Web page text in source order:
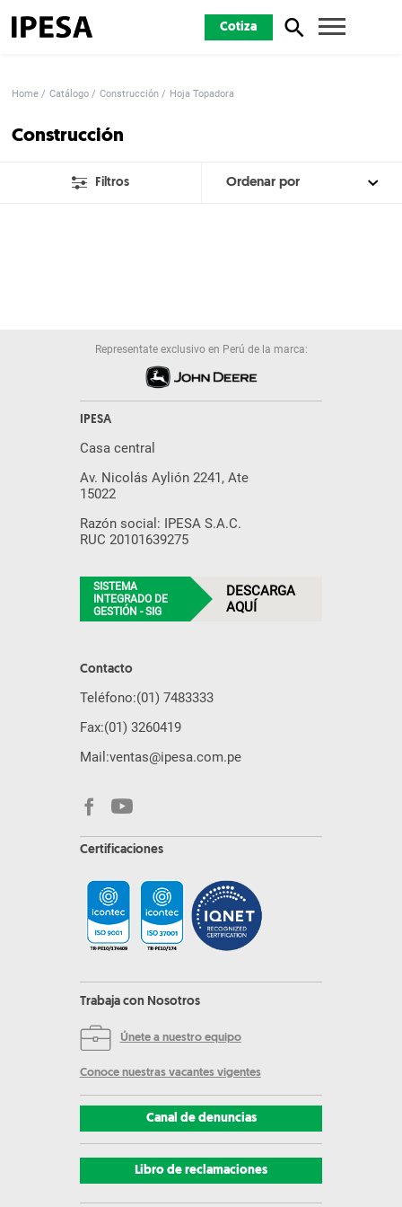
Cotiza
Home Catálogo Construcción Hoja Topadora
Construcción
Filtros
Representate exclusivo en Perú de la marca:
IPESA
Casa central
Av. Nicolás Aylión 2241, Ate
15022
Razón social: IPESA S.A.C.
RUC 20101639275
SISTEMA
INTEGRADO DE
GESTIÓN - SIG
DESCARGA
AQUÍ
Contacto
Teléfono:(01) 7483333
Fax:(01) 3260419
Mail:ventas@ipesa.com.pe
Certificaciones
Trabaja con Nosotros
Únete a nuestro equipo
Conoce nuestras vacantes vigentes
Canal de denuncias
Libro de reclamaciones